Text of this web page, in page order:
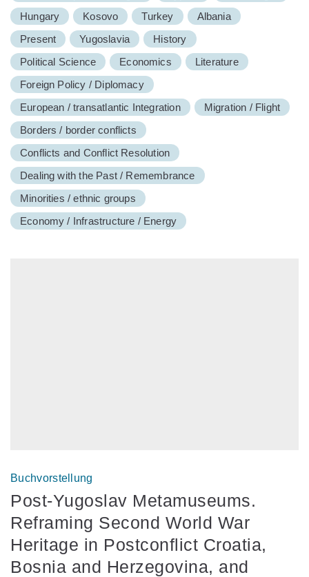
Hungary
Kosovo Turkey
Albania
Present
Yugoslavia
History
Political Science
Economics
Literature
Foreign Policy / Diplomacy
European / transatlantic Integration
Migration / Flight
Borders / border conflicts
Conflicts and Conflict Resolution
Dealing with the Past / Remembrance
Minorities / ethnic groups
Economy / Infrastructure / Energy
Buchvorstellung
Post-Yugoslav Metamuseums.
Reframing Second World War
Heritage in Postconflict Croatia,
Bosnia and Herzegovina, and